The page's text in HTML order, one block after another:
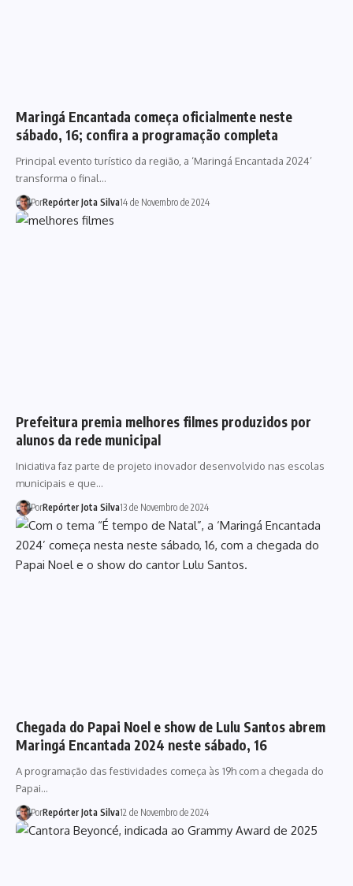
Maringá Encantada começa oficialmente neste
sábado, 16; confira a programação completa
Principal evento turístico da região, a ‘Maringá Encantada 2024’
transforma o final…
PorRepórter Jota Silva14 de Novembro de 2024
Prefeitura premia melhores filmes produzidos por
alunos da rede municipal
Iniciativa faz parte de projeto inovador desenvolvido nas escolas
municipais e que…
PorRepórter Jota Silva13 de Novembro de 2024
Chegada do Papai Noel e show de Lulu Santos abrem
Maringá Encantada 2024 neste sábado, 16
A programação das festividades começa às 19h com a chegada do
Papai…
PorRepórter Jota Silva12 de Novembro de 2024